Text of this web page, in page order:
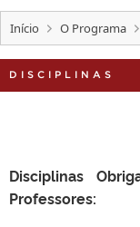
Início O Programa
DISCIPLINAS
Disciplinas
Professores: